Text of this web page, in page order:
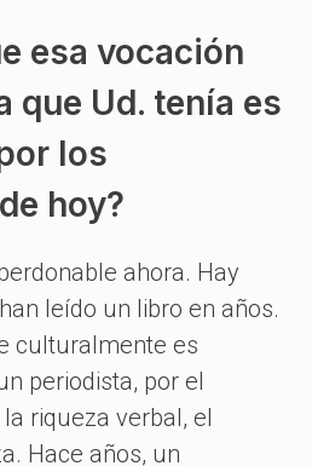
esa vocación
que Ud. tenía es
los
hoy?
ahora. Hay
leído un libro en años.
culturalmente es
periodista, por el
riqueza verbal, el
Hace años, un